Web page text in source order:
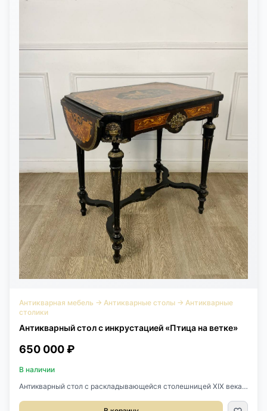
Антикварная мебель → Антикварные столы → Антикварные
столики
Антикварный стол с инкрустацией «Птица на ветке»
650 000 ₽
В наличии
Антикварный стол с раскладывающейся столешницей XIX века,
инкрустация ценными породами дерева, оригинальная